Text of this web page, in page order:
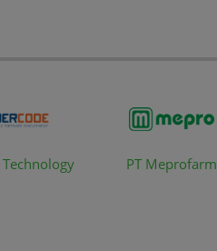
PT Meprofarm